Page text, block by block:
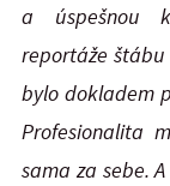
a úspešnou
reportáže štábu
bylo dokladem
Profesionalita
sama za sebe.